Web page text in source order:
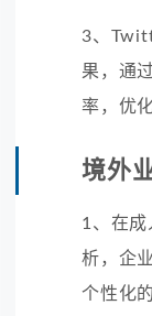
3、
果，通
率，优
境外
1、在
析，企
个性化